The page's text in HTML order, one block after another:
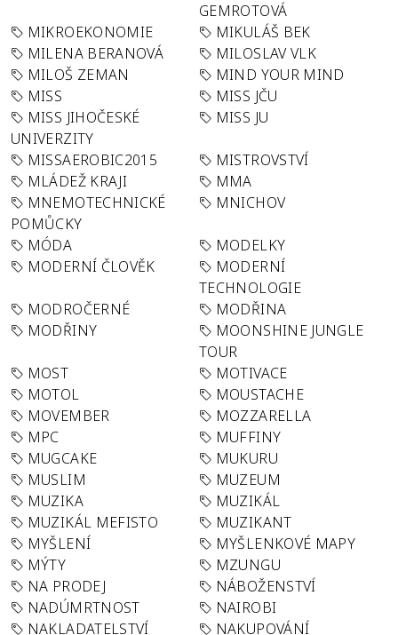
GEMROTOVÁ
MIKROEKONOMIE
MIKULÁŠ BEK
MILENA BERANOVÁ
MILOSLAV VLK
MILOŠ ZEMAN
MIND YOUR MIND
MISS
MISS JČU
MISS JIHOČESKÉ
UNIVERZITY
MISS JU
MISSAEROBIC2015
MISTROVSTVÍ
MLÁDEŽ KRAJI
MMA
MNEMOTECHNICKÉ
POMŮCKY
MNICHOV
MÓDA
MODELKY
MODERNÍ ČLOVĚK
MODERNÍ
TECHNOLOGIE
MODROČERNÉ
MODŘINA
MODŘINY
MOONSHINE JUNGLE
TOUR
MOST
MOTIVACE
MOTOL
MOUSTACHE
MOVEMBER
MOZZARELLA
MPC
MUFFINY
MUGCAKE
MUKURU
MUSLIM
MUZEUM
MUZIKA
MUZIKÁL
MUZIKÁL MEFISTO
MUZIKANT
MYŠLENÍ
MYŠLENKOVÉ MAPY
MÝTY
MZUNGU
NA PRODEJ
NÁBOŽENSTVÍ
NADÚMRTNOST
NAIROBI
NAKLADATELSTVÍ
NAKUPOVÁNÍ